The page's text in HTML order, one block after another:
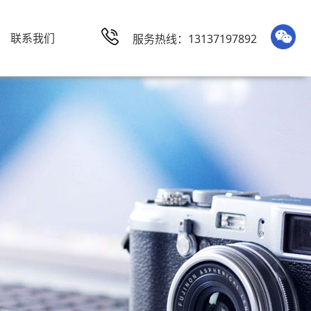
联系我们 服务热线：13137197892